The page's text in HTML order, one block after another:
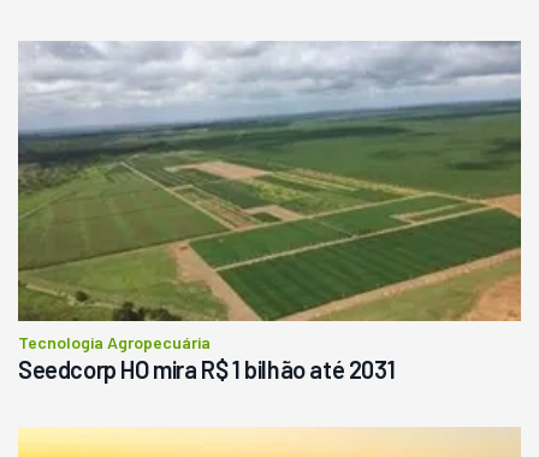
Tecnologia Agropecuária
Seedcorp HO mira R$ 1 bilhão até 2031